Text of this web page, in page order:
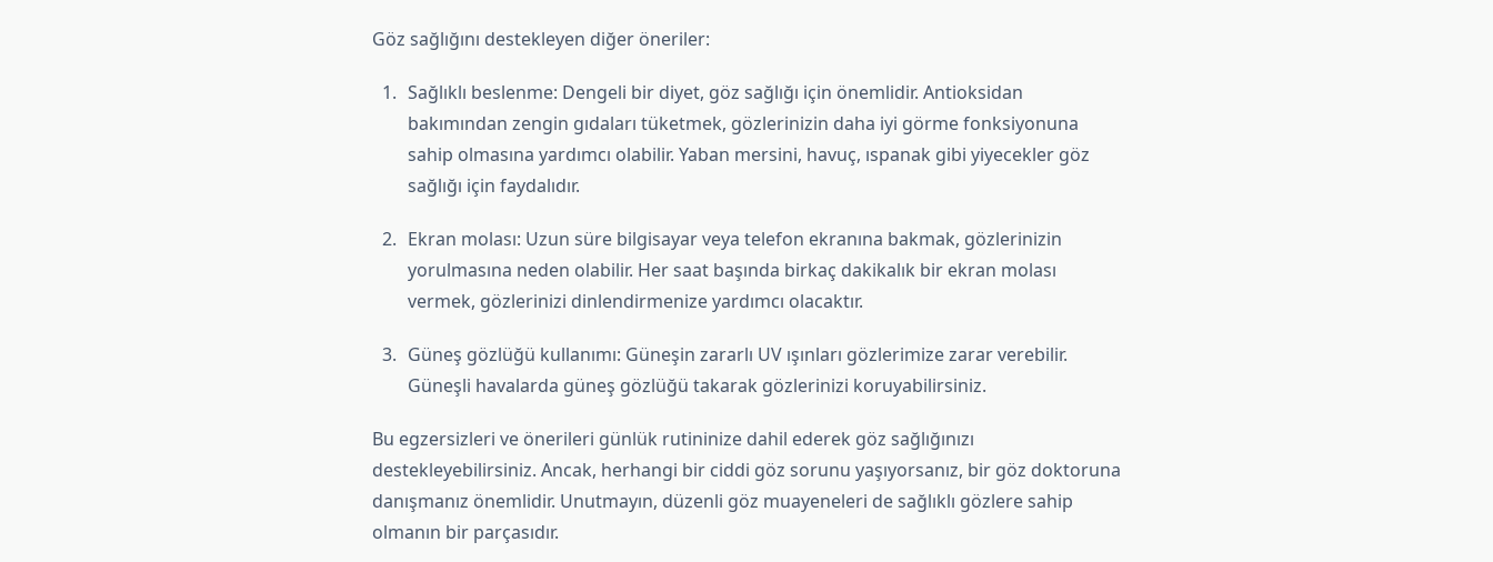
Göz sağlığını destekleyen diğer öneriler:
Sağlıklı beslenme: Dengeli bir diyet, göz sağlığı için önemlidir. Antioksidan
bakımından zengin gıdaları tüketmek, gözlerinizin daha iyi görme fonksiyonuna
sahip olmasına yardımcı olabilir. Yaban mersini, havuç, ıspanak gibi yiyecekler göz
sağlığı için faydalıdır.
Ekran molası: Uzun süre bilgisayar veya telefon ekranına bakmak, gözlerinizin
yorulmasına neden olabilir. Her saat başında birkaç dakikalık bir ekran molası
vermek, gözlerinizi dinlendirmenize yardımcı olacaktır.
Güneş gözlüğü kullanımı: Güneşin zararlı UV ışınları gözlerimize zarar verebilir.
Güneşli havalarda güneş gözlüğü takarak gözlerinizi koruyabilirsiniz.
Bu egzersizleri ve önerileri günlük rutininize dahil ederek göz sağlığınızı
destekleyebilirsiniz. Ancak, herhangi bir ciddi göz sorunu yaşıyorsanız, bir göz doktoruna
danışmanız önemlidir. Unutmayın, düzenli göz muayeneleri de sağlıklı gözlere sahip
olmanın bir parçasıdır.